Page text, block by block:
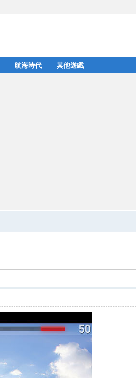
航海時代 其他遊戲